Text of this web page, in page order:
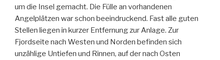
um die Insel gemacht. Die Fülle an vorhandenen
Angelplätzen war schon beeindruckend. Fast alle guten
Stellen liegen in kurzer Entfernung zur Anlage. Zur
Fjordseite nach Westen und Norden befinden sich
unzählige Untiefen und Rinnen, auf der nach Osten